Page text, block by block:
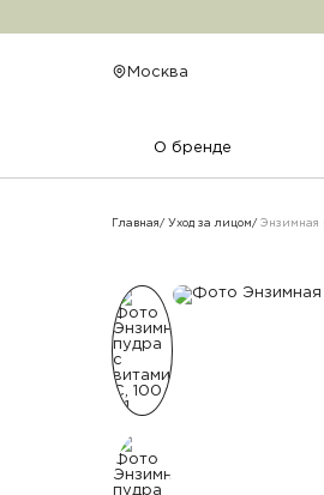
Москва
О бренде
Главная Уход за лицом Энзимная